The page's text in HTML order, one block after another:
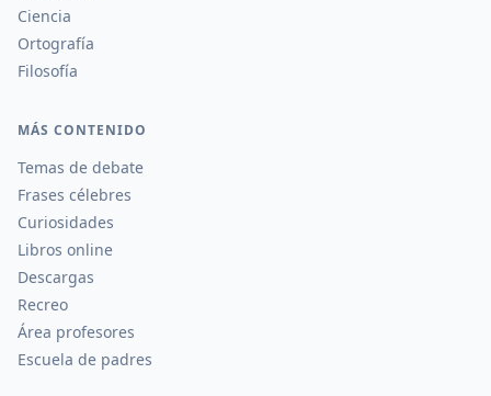
Ciencia
Ortografía
Filosofía
MÁS CONTENIDO
Temas de debate
Frases célebres
Curiosidades
Libros online
Descargas
Recreo
Área profesores
Escuela de padres